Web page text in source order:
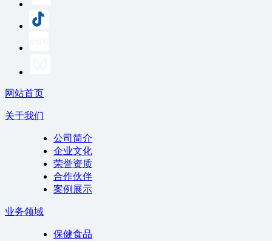
网站首页
关于我们
公司简介
企业文化
荣誉资质
合作伙伴
案例展示
业务领域
保健食品